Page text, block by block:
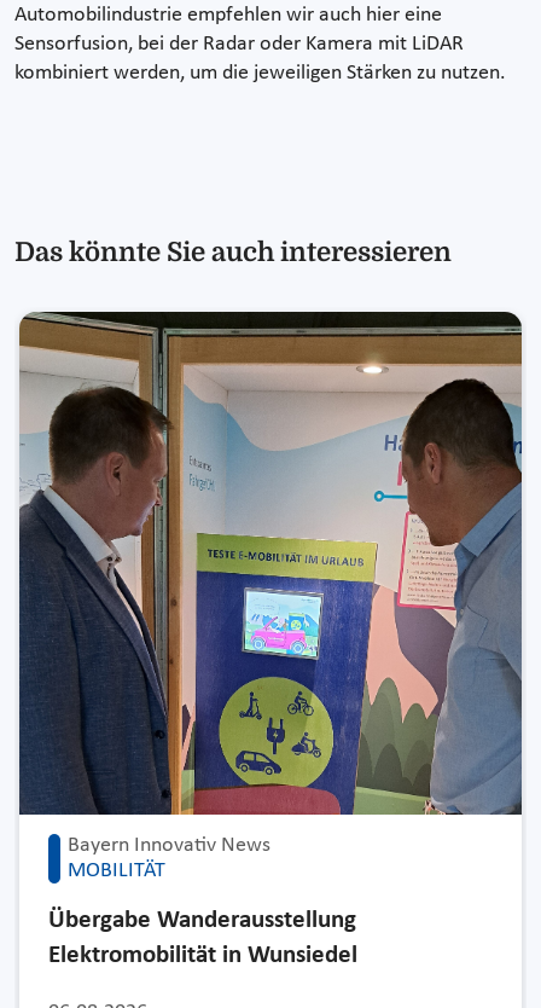
Automobilindustrie empfehlen wir auch hier eine
Sensorfusion, bei der Radar oder Kamera mit LiDAR
kombiniert werden, um die jeweiligen Stärken zu nutzen.
Das könnte Sie auch interessieren
Bayern Innovativ News
MOBILITÄT
Übergabe Wanderausstellung
Elektromobilität in Wunsiedel